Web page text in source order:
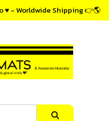
♥ - Worldwide Shipping 👉🌎